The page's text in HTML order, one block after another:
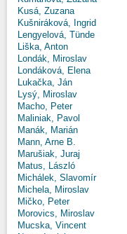
Kusá, Zuzana
Kušniráková, Ingrid
Lengyelová, Tünde
Liška, Anton
Londák, Miroslav
Londáková, Elena
Lukačka, Ján
Lysý, Miroslav
Macho, Peter
Maliniak, Pavol
Manák, Marián
Mann, Arne B.
Marušiak, Juraj
Matus, László
Michálek, Slavomír
Michela, Miroslav
Mičko, Peter
Morovics, Miroslav
Mucska, Vincent